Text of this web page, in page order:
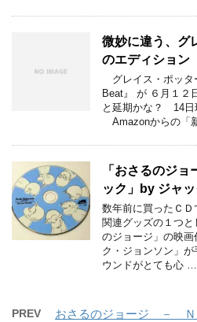
微妙に違う、グ
のエディション
グレイス・ポッタ
Beat』 が ６月１２
と延期かな？ 14日
Amazonからの「
「おさるのジ
ック」by ジャ
数年前に買ったＣＤ
関連グッズの１つ
のジョージ」の映
ク・ジョンソン」
ウンドがとても心 …
PREV おさるのジョージ － Ｎ